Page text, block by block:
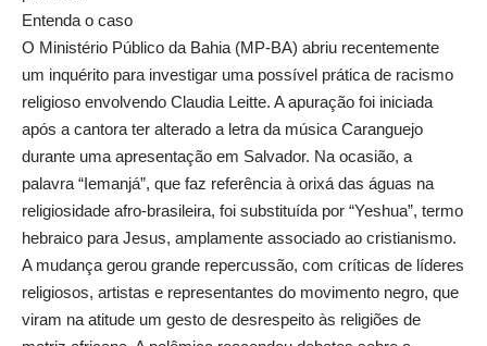
Entenda o caso
O Ministério Público da Bahia (MP-BA) abriu recentemente
um inquérito para investigar uma possível prática de racismo
religioso envolvendo Claudia Leitte. A apuração foi iniciada
após a cantora ter alterado a letra da música Caranguejo
durante uma apresentação em Salvador. Na ocasião, a
palavra “Iemanjá”, que faz referência à orixá das águas na
religiosidade afro-brasileira, foi substituída por “Yeshua”, termo
hebraico para Jesus, amplamente associado ao cristianismo.
A mudança gerou grande repercussão, com críticas de líderes
religiosos, artistas e representantes do movimento negro, que
viram na atitude um gesto de desrespeito às religiões de